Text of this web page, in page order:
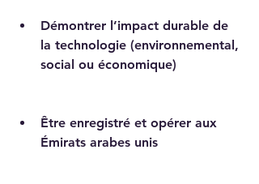
Démontrer l’impact durable de
la technologie (environnemental,
social ou économique)
Être enregistré et opérer aux
Émirats arabes unis